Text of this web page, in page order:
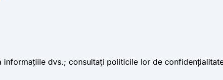
dvs.; consultați politicile lor de